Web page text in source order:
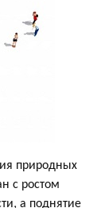
природных
с ростом
а поднятие